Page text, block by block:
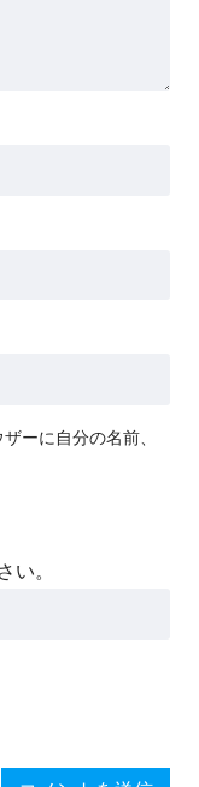
ーに自分の名前、
い。